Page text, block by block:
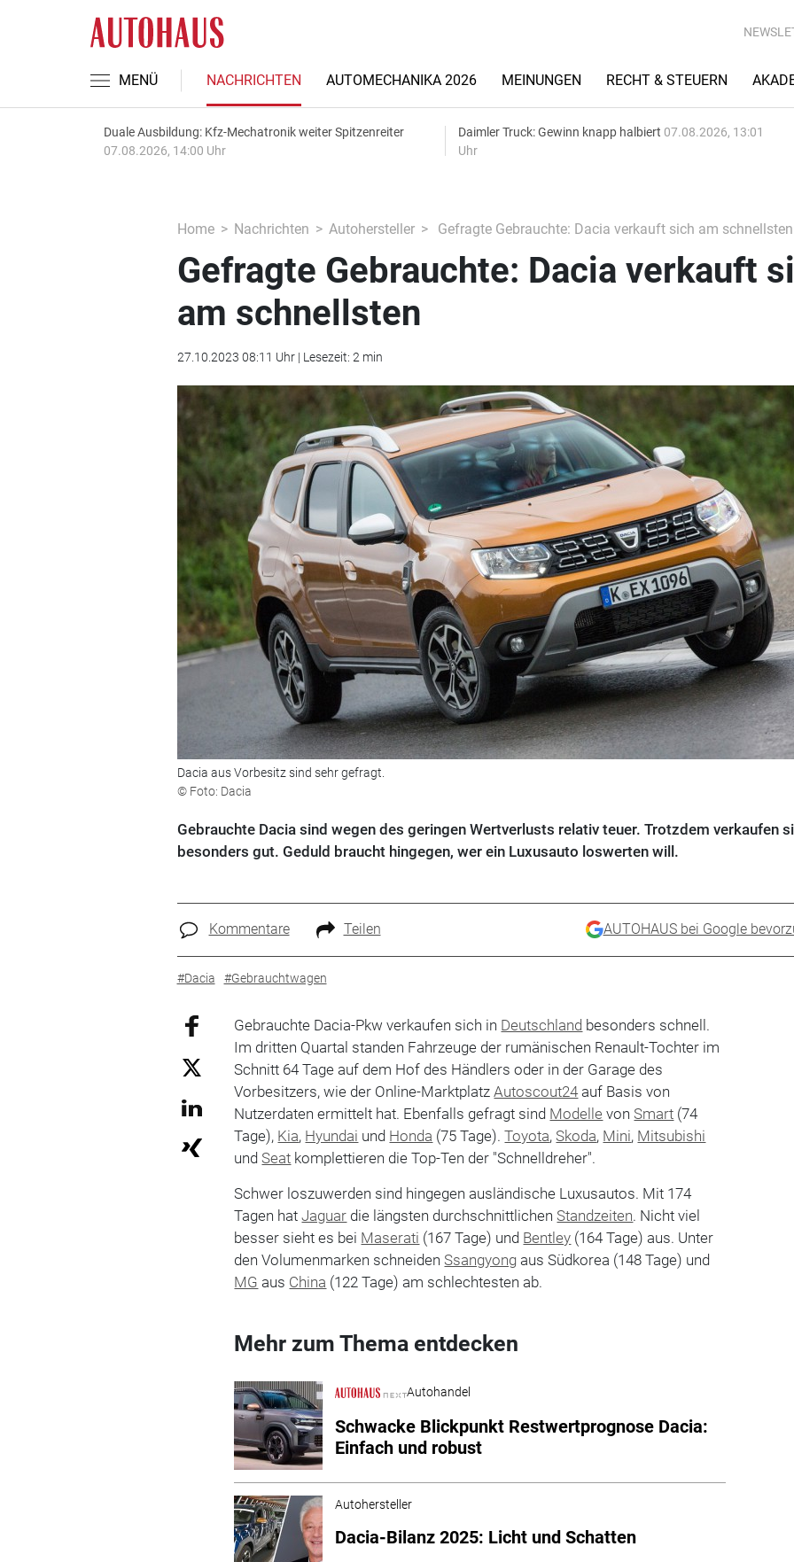
MENÜ NACHRICHTEN AUTOMECHANIKA 2026 MEINUNGEN RECHT & STEUERN
Duale Ausbildung: Kfz-Mechatronik weiter Spitzenreiter
07.08.2026, 14:00 Uhr
Daimler Truck: Gewinn knapp halbiert 07.08.2026, 13:01
Uhr
Home Nachrichten Autohersteller Gefragte Gebrauchte: Dacia verkauft sich am schnellsten
Gefragte Gebrauchte: Dacia verkauft
am schnellsten
27.10.2023 08:11 Uhr | Lesezeit: 2 min
Dacia aus Vorbesitz sind sehr gefragt.
© Foto: Dacia
Gebrauchte Dacia sind wegen des geringen Wertverlusts relativ teuer. Trotzdem verkaufen
besonders gut. Geduld braucht hingegen, wer ein Luxusauto loswerten will.
Kommentare Teilen AUTOHAUS bei Google
#Dacia #Gebrauchtwagen
Gebrauchte Dacia-Pkw verkaufen sich in Deutschland besonders schnell.
Im dritten Quartal standen Fahrzeuge der rumänischen Renault-Tochter im
Schnitt 64 Tage auf dem Hof des Händlers oder in der Garage des
Vorbesitzers, wie der Online-MarktplatzAutoscout24 auf Basis von
Nutzerdaten ermittelt hat. Ebenfalls gefragt sind Modelle von Smart (74
Tage), Kia, Hyundai und Honda (75 Tage).Toyota, Skoda, Mini, Mitsubishi
und Seat komplettieren die Top-Ten der "Schnelldreher".
Schwer loszuwerden sind hingegen ausländische Luxusautos. Mit 174
Tagen hatJaguar die längsten durchschnittlichen Standzeiten. Nicht viel
besser sieht es bei Maserati (167 Tage) und Bentley (164 Tage) aus. Unter
den Volumenmarken schneiden Ssangyong aus Südkorea (148 Tage) und
MG aus China (122 Tage) am schlechtesten ab.
Mehr zum Thema entdecken
Autohandel
Schwacke Blickpunkt Restwertprognose Dacia:
Einfach und robust
Autohersteller
Dacia-Bilanz 2025: Licht und Schatten